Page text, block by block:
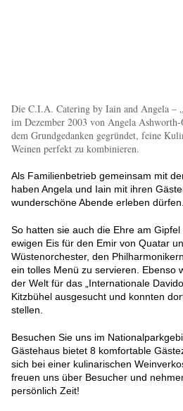
Die C.I.A. Catering by Iain and Angela –
im Dezember 2003 von Angela
dem Grundgedanken gegründet, feine
Weinen perfekt zu kombinieren.
Als Familienbetrieb gemeinsam mit
haben Angela und Iain mit ihren
wunderschöne Abende erleben dürfen.
So hatten sie auch die Ehre am
ewigen Eis für den Emir von Quatar
Wüstenorchester, den
ein tolles Menü zu servieren. Ebenso
der Welt für das „Internationale
Kitzbühel ausgesucht und konnten
stellen.
Besuchen Sie uns im
Gästehaus bietet 8 komfortable
sich bei einer kulinarischen
freuen uns über Besucher und
persönlich Zeit!